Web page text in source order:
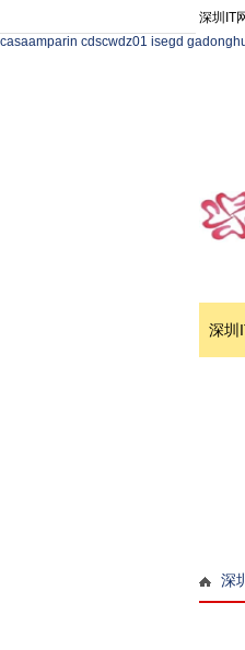
深圳IT
深圳
深
casaamparin cdscwdz01 isegd